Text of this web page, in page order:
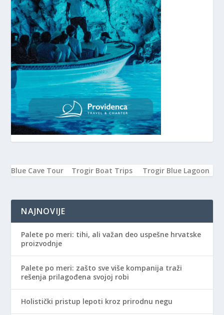
Blue Cave Tour Trogir Boat Trips Trogir Blue Lagoon
NAJNOVIJE
Palete po meri: tihi, ali važan deo uspešne hrvatske
proizvodnje
Palete po meri: zašto sve više kompanija traži
rešenja prilagođena svojoj robi
Holistički pristup lepoti kroz prirodnu negu